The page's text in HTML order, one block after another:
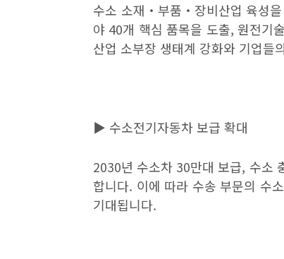
수소 소재 ‧ 부품 ‧ 장비산업 육성
야 40개 핵심 품목을 도출, 원전기
산업 소부장 생태계 강화와 기업들
▶ 수소전기자동차 보급 확대
2030년 수소차 30만대 보급, 수소
합니다. 이에 따라 수송 부문의 수
기대됩니다.